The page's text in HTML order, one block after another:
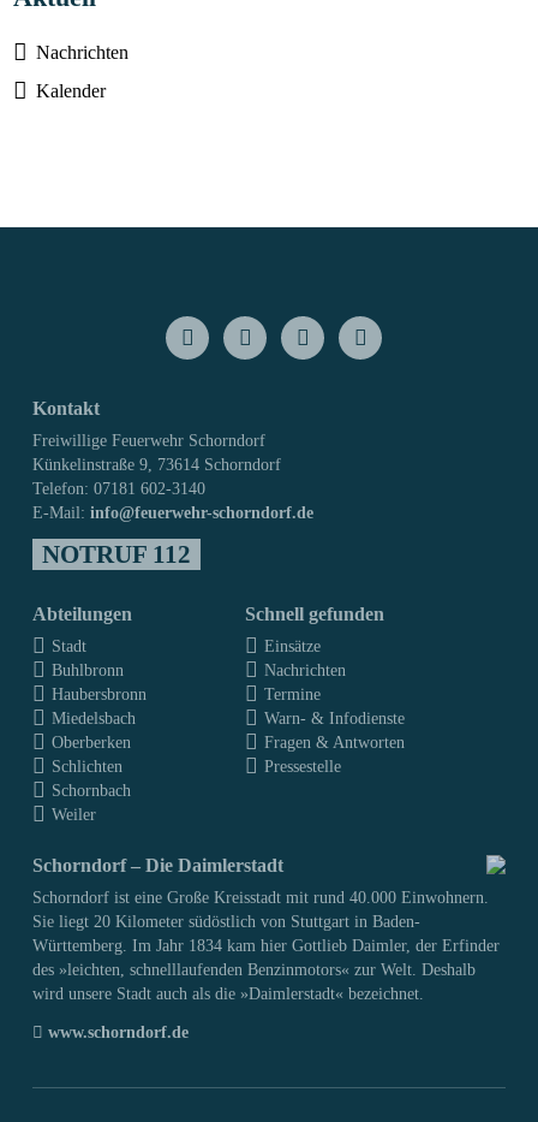
Nachrichten
Kalender
Kontakt
Freiwillige Feuerwehr Schorndorf
Künkelinstraße 9, 73614 Schorndorf
Telefon: 07181 602-3140
E-Mail:info@feuerwehr-schorndorf.de
NOTRUF 112
Abteilungen
Stadt
Buhlbronn
Haubersbronn
Miedelsbach
Oberberken
Schlichten
Schornbach
Weiler
Schnell gefunden
Einsätze
Nachrichten
Termine
Warn- & Infodienste
Fragen & Antworten
Pressestelle
Schorndorf – Die Daimlerstadt
Schorndorf ist eine Große Kreisstadt mit rund 40.000 Einwohnern.
Sie liegt 20 Kilometer südöstlich von Stuttgart in Baden-
Württemberg. Im Jahr 1834 kam hier Gottlieb Daimler, der Erfinder
des »leichten, schnelllaufenden Benzinmotors« zur Welt. Deshalb
wird unsere Stadt auch als die »Daimlerstadt« bezeichnet.
www.schorndorf.de